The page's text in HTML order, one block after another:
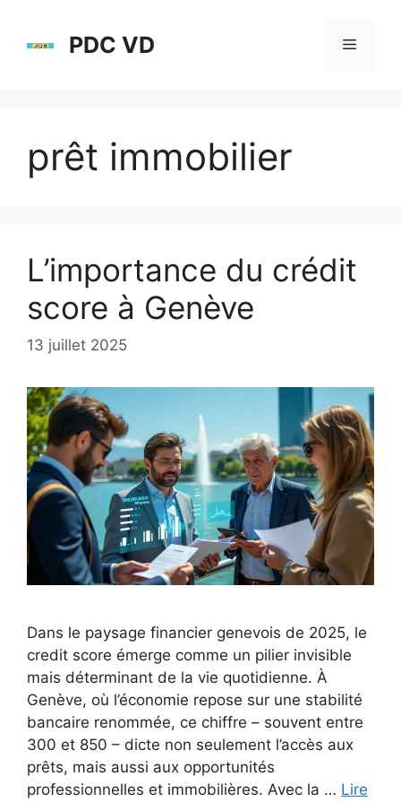
PDC VD Menu
prêt immobilier
L’importance du crédit
score à Genève
13 juillet 2025
Dans le paysage financier genevois de 2025, le
credit score émerge comme un pilier invisible
mais déterminant de la vie quotidienne. À
Genève, où l’économie repose sur une stabilité
bancaire renommée, ce chiffre – souvent entre
300 et 850 – dicte non seulement l’accès aux
prêts, mais aussi aux opportunités
professionnelles et immobilières. Avec la … Lire